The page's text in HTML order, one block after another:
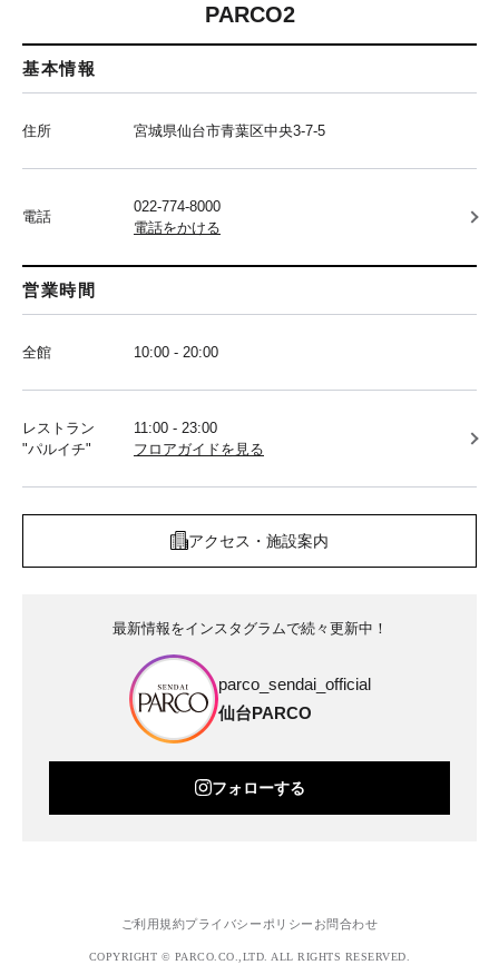
PARCO2
基本情報
住所 宮城県仙台市青葉区中央3-7-5
電話
022-774-8000
電話をかける
営業時間
全館 10:00 - 20:00
レストラン
"パルイチ"
11:00 - 23:00
フロアガイドを見る
アクセス・施設案内
最新情報をインスタグラムで続々更新中！
parco_sendai_official
仙台PARCO
フォローする
ご利用規約プライバシーポリシー お問合わせ
COPYRIGHT © PARCO.CO.,LTD. ALL RIGHTS RESERVED.